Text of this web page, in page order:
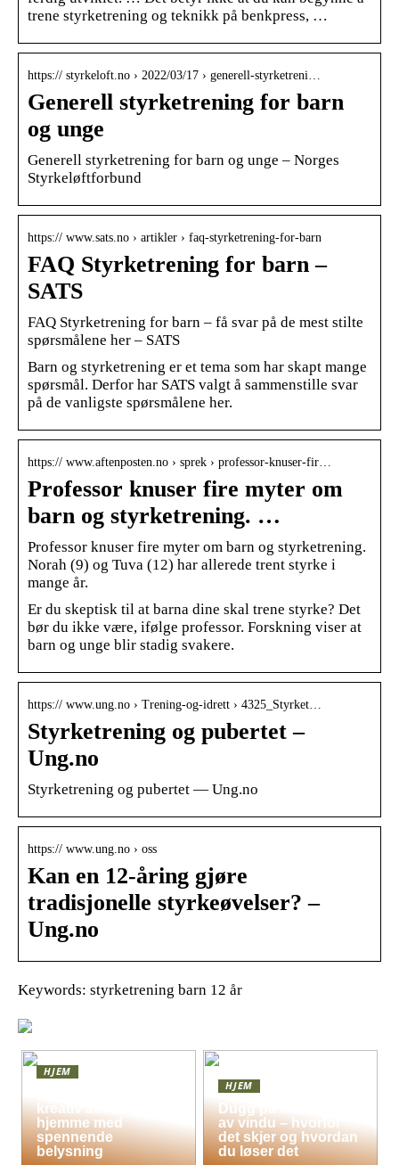
trene styrketrening og teknikk på benkpress, …
https:// styrkeloft.no › 2022/03/17 › generell-styrketreni…
Generell styrketrening for barn
og unge
Generell styrketrening for barn og unge – Norges
Styrkeløftforbund
https:// www.sats.no › artikler › faq-styrketrening-for-barn
FAQ Styrketrening for barn –
SATS
FAQ Styrketrening for barn – få svar på de mest stilte
spørsmålene her – SATS
Barn og styrketrening er et tema som har skapt mange
spørsmål. Derfor har SATS valgt å sammenstille svar
på de vanligste spørsmålene her.
https:// www.aftenposten.no › sprek › professor-knuser-fir…
Professor knuser fire myter om
barn og styrketrening. …
Professor knuser fire myter om barn og styrketrening.
Norah (9) og Tuva (12) har allerede trent styrke i
mange år.
Er du skeptisk til at barna dine skal trene styrke? Det
bør du ikke være, ifølge professor. Forskning viser at
barn og unge blir stadig svakere.
https:// www.ung.no › Trening-og-idrett › 4325_Styrket…
Styrketrening og pubertet –
Ung.no
Styrketrening og pubertet — Ung.no
https:// www.ung.no › oss
Kan en 12-åring gjøre
tradisjonelle styrkeøvelser? –
Ung.no
Keywords: styrketrening barn 12 år
HJEM
kreativ atmosfære
hjemme med
spennende
belysning
HJEM
Dugg på indersiden
av vindu – hvorfor
det skjer og hvordan
du løser det